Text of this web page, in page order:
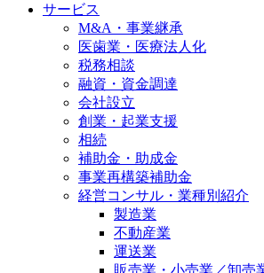
サービス
M&A・事業継承
医歯業・医療法人化
税務相談
融資・資金調達
会社設立
創業・起業支援
相続
補助金・助成金
事業再構築補助金
経営コンサル・業種別紹介
製造業
不動産業
運送業